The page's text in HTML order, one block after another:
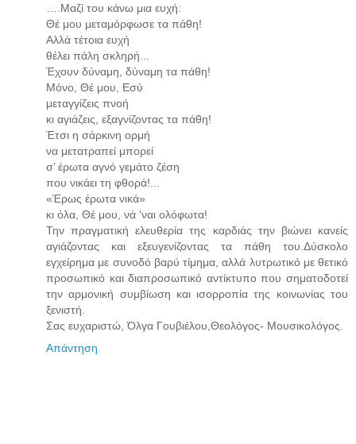
….Μαζί του κάνω μια ευχή:
Θέ μου μεταμόρφωσε τα πάθη!
Αλλά τέτοια ευχή
θέλει πάλη σκληρή...
Έχουν δύναμη, δύναμη τα πάθη!
Μόνο, Θέ μου, Εσύ
μεταγγίζεις πνοή
κι αγιάζεις, εξαγνίζοντας τα πάθη!
Έτσι η σάρκινη ορμή
να μετατραπεί μπορεί
σ’ έρωτα αγνό γεμάτο ζέση
που νικάει τη φθορά!...
«Έρως έρωτα νικά»
κι όλα, Θέ μου, νά ‘ναι ολόφωτα!
Την πραγματική ελευθερία της καρδιάς την βιώνει κανείς
αγιάζοντας και εξευγενίζοντας τα πάθη του.Δύσκολο
εγχείρημα με συνοδό βαρύ τίμημα, αλλά λυτρωτικό με θετικό
προσωπικό και διαπροσωπικό αντίκτυπο που σηματοδοτεί
την αρμονική συμβίωση και ισορροπία της κοινωνίας του
ξενιστή.
Σας ευχαριστώ, Όλγα Γουβιέλου,Θεολόγος- Μουσικολόγος.
Απάντηση